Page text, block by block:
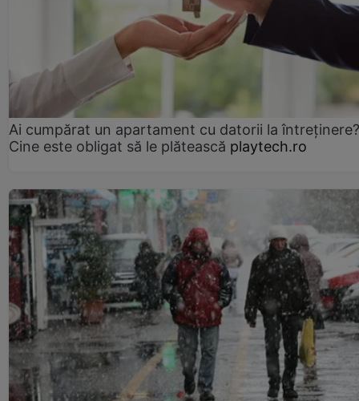
Ai cumpărat un apartament cu datorii la întreținere?
Cine este obligat să le plătească playtech.ro